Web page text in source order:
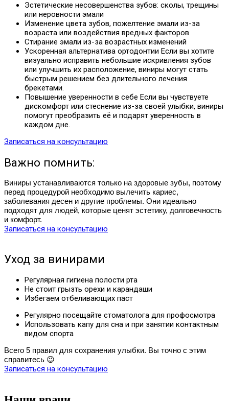
Эстетические несовершенства зубов: сколы, трещины
или неровности эмали
Изменение цвета зубов, пожелтение эмали из-за
возраста или воздействия вредных факторов
Стирание эмали из-за возрастных изменений
Ускоренная альтернатива ортодонтии Если вы хотите
визуально исправить небольшие искривления зубов
или улучшить их расположение, виниры могут стать
быстрым решением без длительного лечения
брекетами.
Повышение уверенности в себе Если вы чувствуете
дискомфорт или стеснение из-за своей улыбки, виниры
помогут преобразить её и подарят уверенность в
каждом дне.
Записаться на консультацию
Важно помнить:
Виниры устанавливаются только на здоровые зубы, поэтому
перед процедурой необходимо вылечить кариес,
заболевания десен и другие проблемы. Они идеально
подходят для людей, которые ценят эстетику, долговечность
и комфорт.
Записаться на консультацию
Уход за винирами
Регулярная гигиена полости рта
Не стоит грызть орехи и карандаши
Избегаем отбеливающих паст
Регулярно посещайте стоматолога для профосмотра
Использовать капу для сна и при занятии контактным
видом спорта
Всего 5 правил для сохранения улыбки. Вы точно с этим
справитесь 😉
Записаться на консультацию